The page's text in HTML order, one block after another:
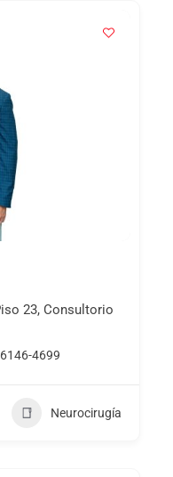
23, Consultorio
4699
Neurocirugía